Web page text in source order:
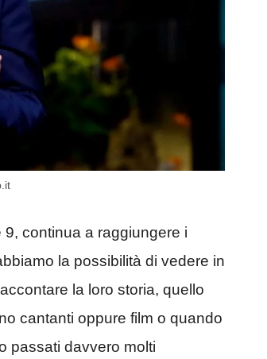
continua a raggiungere i
la possibilità di vedere in
la loro storia, quello
cantanti oppure film o quando
passati davvero molti